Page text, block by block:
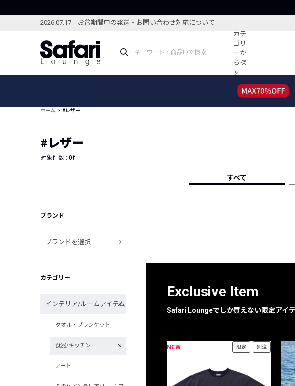
2026.07.17 お盆期間中の発送・お問い合わせ対応について
カテ
ゴリ
ーか
ら探
す
ブランドから探す
新着アイテム
編集部のおすすめアイテム
す
フ
ホーム #レザー
#レザー
対象件数 : 0件
すべて
ブランド
ブランドを選択
カテゴリー
インテリア/ルームアイテム
タオル・ブランケット
食器/キッチン
アート
Exclusive Item
Safari Loungeでしか買えない限定アイ
NEW 限定 別注